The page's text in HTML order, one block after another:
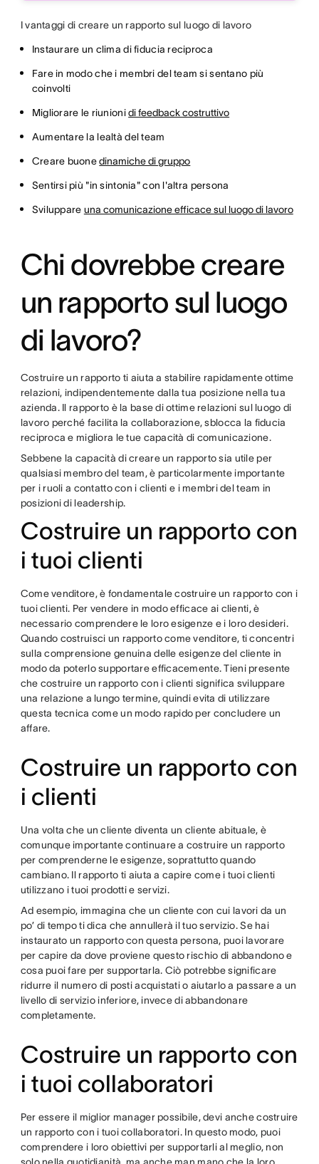
I vantaggi di creare un rapporto sul luogo di lavoro
Instaurare un clima di fiducia reciproca
Fare in modo che i membri del team si sentano più
coinvolti
Migliorare le riunionidi feedback costruttivo
Aumentare la lealtà del team
Creare buonedinamiche di gruppo
Sentirsi più "in sintonia" con l'altra persona
Sviluppare una comunicazione efficace sul luogo di lavoro
Chi dovrebbe creare
un rapporto sul luogo
di lavoro?
Costruire un rapporto ti aiuta a stabilire rapidamente ottime
relazioni, indipendentemente dalla tua posizione nella tua
azienda. Il rapporto è la base di ottime relazioni sul luogo di
lavoro perché facilita la collaborazione, sblocca la fiducia
reciproca e migliora le tue capacità di comunicazione.
Sebbene la capacità di creare un rapporto sia utile per
qualsiasi membro del team, è particolarmente importante
per i ruoli a contatto con i clienti e i membri del team in
posizioni di leadership.
Costruire un rapporto con
i tuoi clienti
Come venditore, è fondamentale costruire un rapporto con i
tuoi clienti. Per vendere in modo efficace ai clienti, è
necessario comprendere le loro esigenze e i loro desideri.
Quando costruisci un rapporto come venditore, ti concentri
sulla comprensione genuina delle esigenze del cliente in
modo da poterlo supportare efficacemente. Tieni presente
che costruire un rapporto con i clienti significa sviluppare
una relazione a lungo termine, quindi evita di utilizzare
questa tecnica come un modo rapido per concludere un
affare.
Costruire un rapporto con
i clienti
Una volta che un cliente diventa un cliente abituale, è
comunque importante continuare a costruire un rapporto
per comprenderne le esigenze, soprattutto quando
cambiano. Il rapporto ti aiuta a capire come i tuoi clienti
utilizzano i tuoi prodotti e servizi.
Ad esempio, immagina che un cliente con cui lavori da un
po’ di tempo ti dica che annullerà il tuo servizio. Se hai
instaurato un rapporto con questa persona, puoi lavorare
per capire da dove proviene questo rischio di abbandono e
cosa puoi fare per supportarla. Ciò potrebbe significare
ridurre il numero di posti acquistati o aiutarlo a passare a un
livello di servizio inferiore, invece di abbandonare
completamente.
Costruire un rapporto con
i tuoi collaboratori
Per essere il miglior manager possibile, devi anche costruire
un rapporto con i tuoi collaboratori. In questo modo, puoi
comprendere i loro obiettivi per supportarli al meglio, non